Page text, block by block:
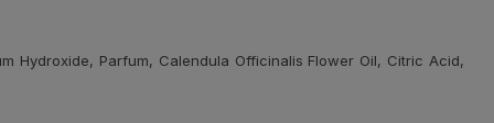
Hydroxide, Parfum, Calendula Officinalis Flower Oil, Citric Acid,